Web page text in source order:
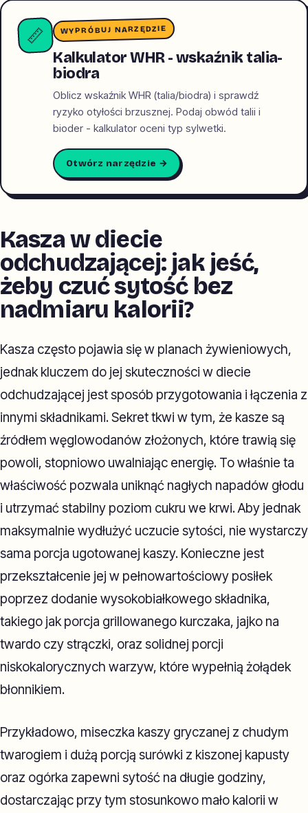
📏 WYPRÓBUJ NARZĘDZIE
Kalkulator WHR - wskaźnik talia-
biodra
Oblicz wskaźnik WHR (talia/biodra) i sprawdź
ryzyko otyłości brzusznej. Podaj obwód talii i
bioder - kalkulator oceni typ sylwetki.
Otwórz narzędzie →
Kasza w diecie
odchudzającej: jak jeść,
żeby czuć sytość bez
nadmiaru kalorii?
Kasza często pojawia się w planach żywieniowych,
jednak kluczem do jej skuteczności w diecie
odchudzającej jest sposób przygotowania i łączenia z
innymi składnikami. Sekret tkwi w tym, że kasze są
źródłem węglowodanów złożonych, które trawią się
powoli, stopniowo uwalniając energię. To właśnie ta
właściwość pozwala uniknąć nagłych napadów głodu
i utrzymać stabilny poziom cukru we krwi. Aby jednak
maksymalnie wydłużyć uczucie sytości, nie wystarczy
sama porcja ugotowanej kaszy. Konieczne jest
przekształcenie jej w pełnowartościowy posiłek
poprzez dodanie wysokobiałkowego składnika,
takiego jak porcja grillowanego kurczaka, jajko na
twardo czy strączki, oraz solidnej porcji
niskokalorycznych warzyw, które wypełnią żołądek
błonnikiem.
Przykładowo, miseczka kaszy gryczanej z chudym
twarogiem i dużą porcją surówki z kiszonej kapusty
oraz ogórka zapewni sytość na długie godziny,
dostarczając przy tym stosunkowo mało kalorii w